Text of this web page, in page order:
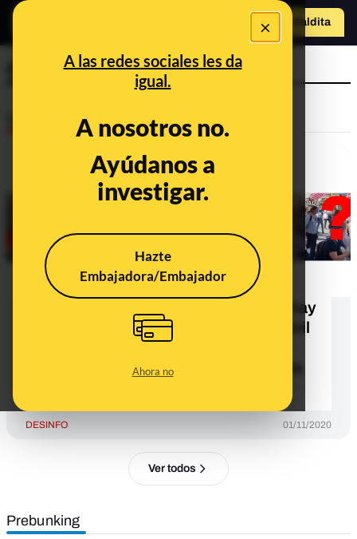
×
A las redes sociales les da
igual.
A nosotros no.
Ayúdanos a
investigar.
Hazte
Embajadora/Embajador
Ahora no
Hazte Maldita
desobediencia
¿Qué sabemos sobre el vídeo que
dice que Canadá "despertó" y que hay
una "campaña de desobediencia civil
masiva" en el país en contra de las
medidas adoptadas por la pandemia
DESINFO 01/11/2020
Ver todos
Prebunking